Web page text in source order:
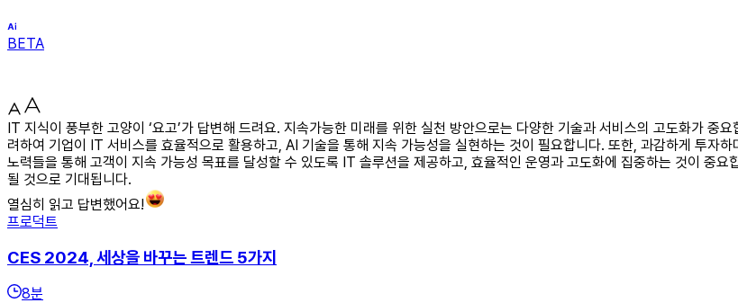
BETA
IT 지식이 풍부한 고양이 ‘요고’가 답변해 드려요. 지속가능한 미래를 위한 실천 방안으로는 다양한 기술과 서비스의 고도화가 중
려하여 기업이 IT 서비스를 효율적으로 활용하고, AI 기술을 통해 지속 가능성을 실현하는 것이 필요합니다. 또한, 과감하게 투자
노력들을 통해 고객이 지속 가능성 목표를 달성할 수 있도록 IT 솔루션을 제공하고, 효율적인 운영과 고도화에 집중하는 것이 중
될 것으로 기대됩니다.
열심히 읽고 답변했어요!
프로덕트
CES 2024, 세상을 바꾸는 트렌드 5가지
8분